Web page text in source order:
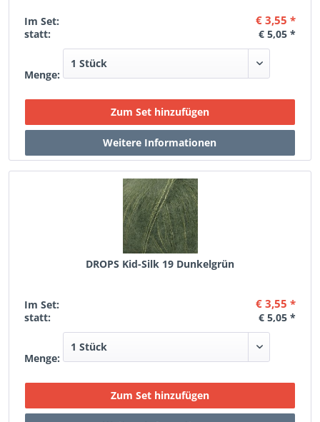
Im Set: € 3,55 *
statt: € 5,05 *
Menge:
DROPS Kid-Silk 19 Dunkelgrün
Im Set: € 3,55 *
statt: € 5,05 *
Menge: